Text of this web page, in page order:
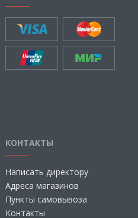
КОНТАКТЫ
Написать директору
Адреса магазинов
Пункты самовывоза
Контакты